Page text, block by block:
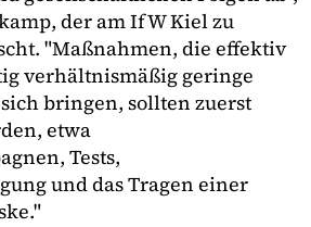
der am IfW Kiel zu
"Maßnahmen, die effektiv
verhältnismäßig geringe
bringen, sollten zuerst
etwa
Tests,
und das Tragen einer